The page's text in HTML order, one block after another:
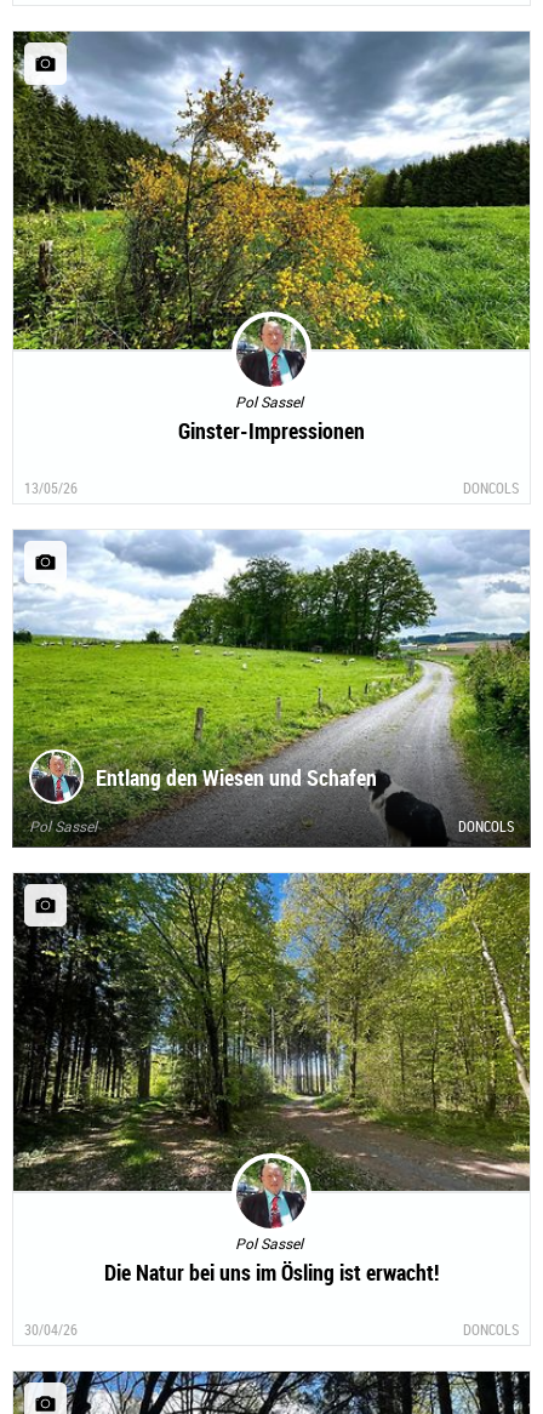
Pol Sassel
Ginster-Impressionen
13/05/26 DONCOLS
Entlang den Wiesen und Schafen
Pol Sassel DONCOLS
Pol Sassel
Die Natur bei uns im Ösling ist erwacht!
30/04/26 DONCOLS